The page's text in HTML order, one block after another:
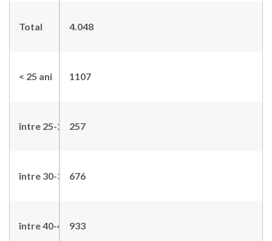
4.048
1107
257
676
933
Total
< 25 ani
între 25-29
între 30-39
între 40-49